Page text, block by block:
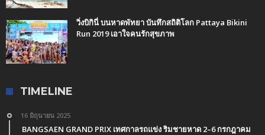
วิ่งบิกินี่ บนหาดพัทยา บันทึกสถิติโลก Pattaya Bikini
Run 2019 เอาใจคนรักสุขภาพ
TIMELINE
16 มิถุนายน 2025
BANGSAEN GRAND PRIX เทศกาลรถแข่ง ริมชายหาด 2–6 กรกฎาคม